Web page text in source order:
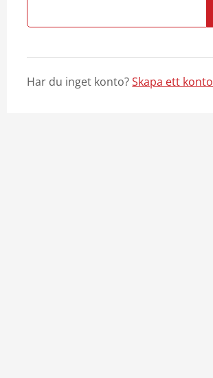
Har du inget konto?Skapa ett konto